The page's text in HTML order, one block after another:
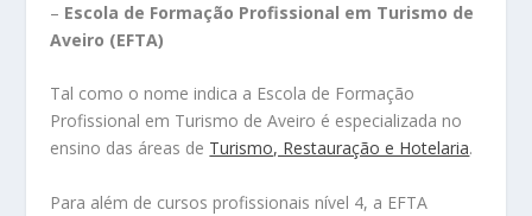
– Escola de Formação Profissional em Turismo de
Aveiro (EFTA)
Tal como o nome indica a Escola de Formação
Profissional em Turismo de Aveiro é especializada no
ensino das áreas de Turismo, Restauração e Hotelaria.
Para além de cursos profissionais nível 4, a EFTA